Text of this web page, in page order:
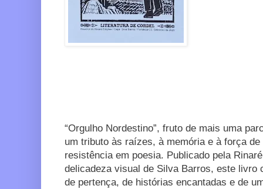
“Orgulho Nordestino”, fruto de mais uma
um tributo às raízes, à memória e à força
resistência em poesia. Publicado pela
delicadeza visual de Silva Barros, este livro
de pertença, de histórias encantadas e de